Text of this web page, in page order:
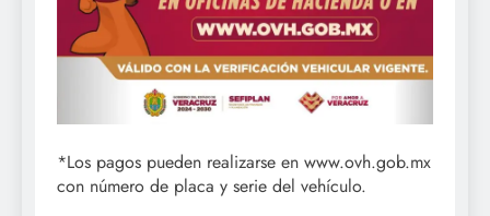
*Los pagos pueden realizarse en www.ovh.gob.mx
con número de placa y serie del vehículo.